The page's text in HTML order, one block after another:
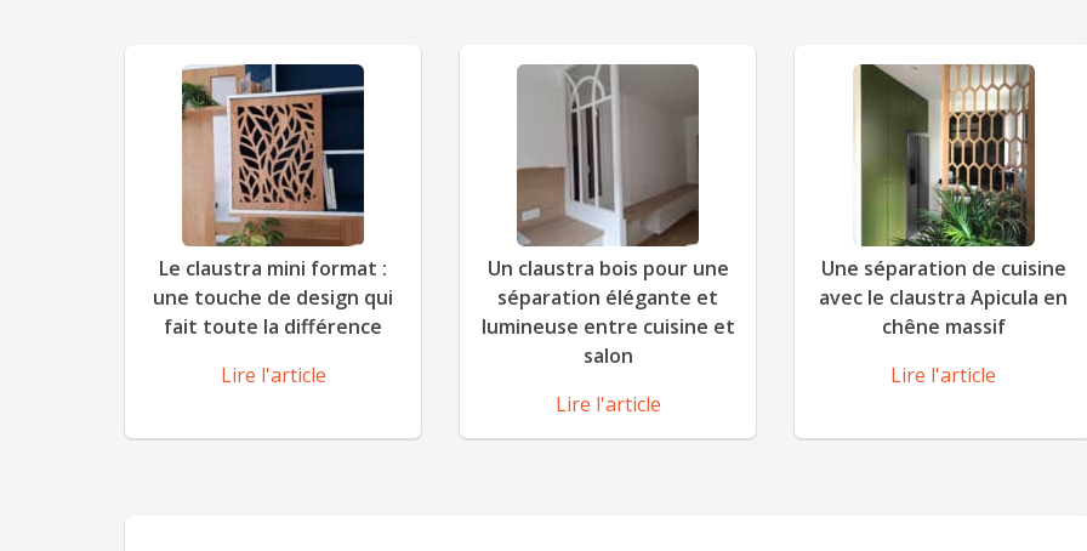
Le claustra mini format :
une touche de design qui
fait toute la différence
Lire l'article
Un claustra bois pour une
séparation élégante et
lumineuse entre cuisine et
salon
Lire l'article
Une séparation de cuisine
avec le claustra Apicula en
chêne massif
Lire l'article